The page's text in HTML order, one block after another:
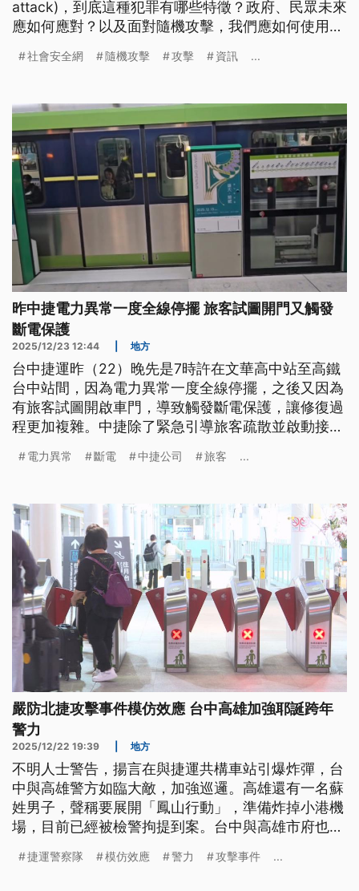
attack)，到底這種犯罪有哪些特徵？政府、民眾未來
應如何應對？以及面對隨機攻擊，我們應如何使用社
析。
社會安全網 隨機攻擊 攻擊 資訊 ...
昨中捷電力異常一度全線停擺 旅客試圖開門又觸發
斷電保護
2025/12/23 12:44 地方
台中捷運昨（22）晚先是7時許在文華高中站至高鐵
台中站間，因為電力異常一度全線停擺，之後又因為
有旅客試圖開啟車門，導致觸發斷電保護，讓修復過
程更加複雜。中捷除了緊急引導旅客疏散並啟動接
線正常運轉。
電力異常 斷電 中捷公司 旅客 ...
嚴防北捷攻擊事件模仿效應 台中高雄加強耶誕跨年
警力
2025/12/22 19:39 地方
不明人士警告，揚言在與捷運共構車站引爆炸彈，台
中與高雄警方如臨大敵，加強巡邏。高雄還有一名蘇
姓男子，聲稱要展開「鳳山行動」，準備炸掉小港機
場，目前已經被檢警拘提到案。台中與高雄市府也宣
警力部署全城警戒。
捷運警察隊 模仿效應 警力 攻擊事件 ...